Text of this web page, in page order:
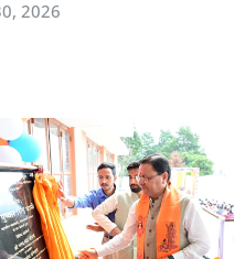
2026